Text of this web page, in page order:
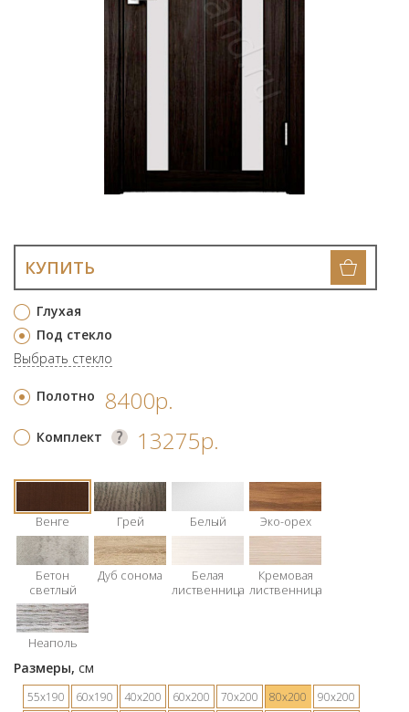
Глухая
Под стекло
Выбрать стекло
КУПИТЬ
Полотно 8400р.
Комплект 13275р.
Венге Грей Белый Эко-орех
Бетон
светлый
Дуб сонома
Белая
лиственница
Кремовая
лиственница
Неаполь
Размеры, см
55х190 60х190 40х200 60х200 70х200 80х200
90х200